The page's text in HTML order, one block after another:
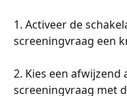
1. Activeer de
screeningvraag een
2. Kies een
screeningvraag met